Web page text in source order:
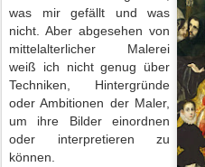
was mir gefällt und was
nicht. Aber abgesehen von
mittelalterlicher Malerei
weiß ich nicht genug über
Techniken, Hintergründe
oder Ambitionen der Maler,
um ihre Bilder einordnen
oder interpretieren zu
können.